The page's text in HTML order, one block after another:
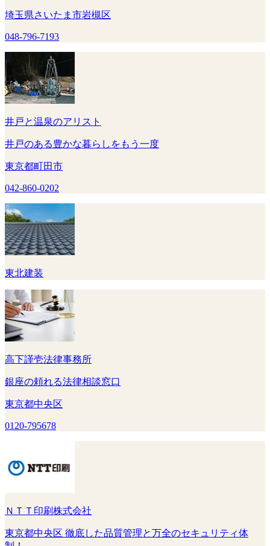
埼玉県さいたま市岩槻区
048-796-7193
井戸と温泉のアリスト
井戸のある豊かな暮らしをもう一度
東京都町田市
042-860-0202
東北建装
高下謹壱法律事務所
銀座の頼れる法律相談窓口
東京都中央区
0120-795678
ＮＴＴ印刷株式会社
東京都中央区 徹底した品質管理と万全のセキュリティ体